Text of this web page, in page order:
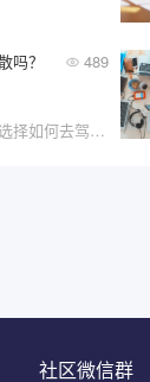
吗？ 489
我们不能阻止AI的浪潮，但我们可以选择如何去驾驭它。
社区微信群